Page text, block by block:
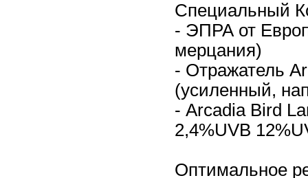
Специальный
- ЭПРА от
мерцания)
- Отражатель
(усиленный,
- Arcadia Bird
2,4%UVB
Оптимальное